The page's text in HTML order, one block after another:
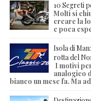
10 Segreti
Molti si
creare la
e poca
Isola di
rotta del
I motivi
analogico
bianco un mese fa. Ma